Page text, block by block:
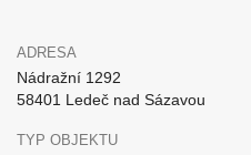
ADRESA
Nádražní 1292
58401 Ledeč nad Sázavou
TYP OBJEKTU